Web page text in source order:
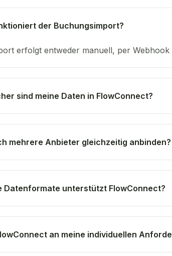
der Buchungsimport?
erfolgt entweder manuell, per
sind meine Daten in FlowConnect?
mehrere Anbieter gleichzeitig anbinden?
Datenformate unterstützt FlowConnect?
an meine individuellen